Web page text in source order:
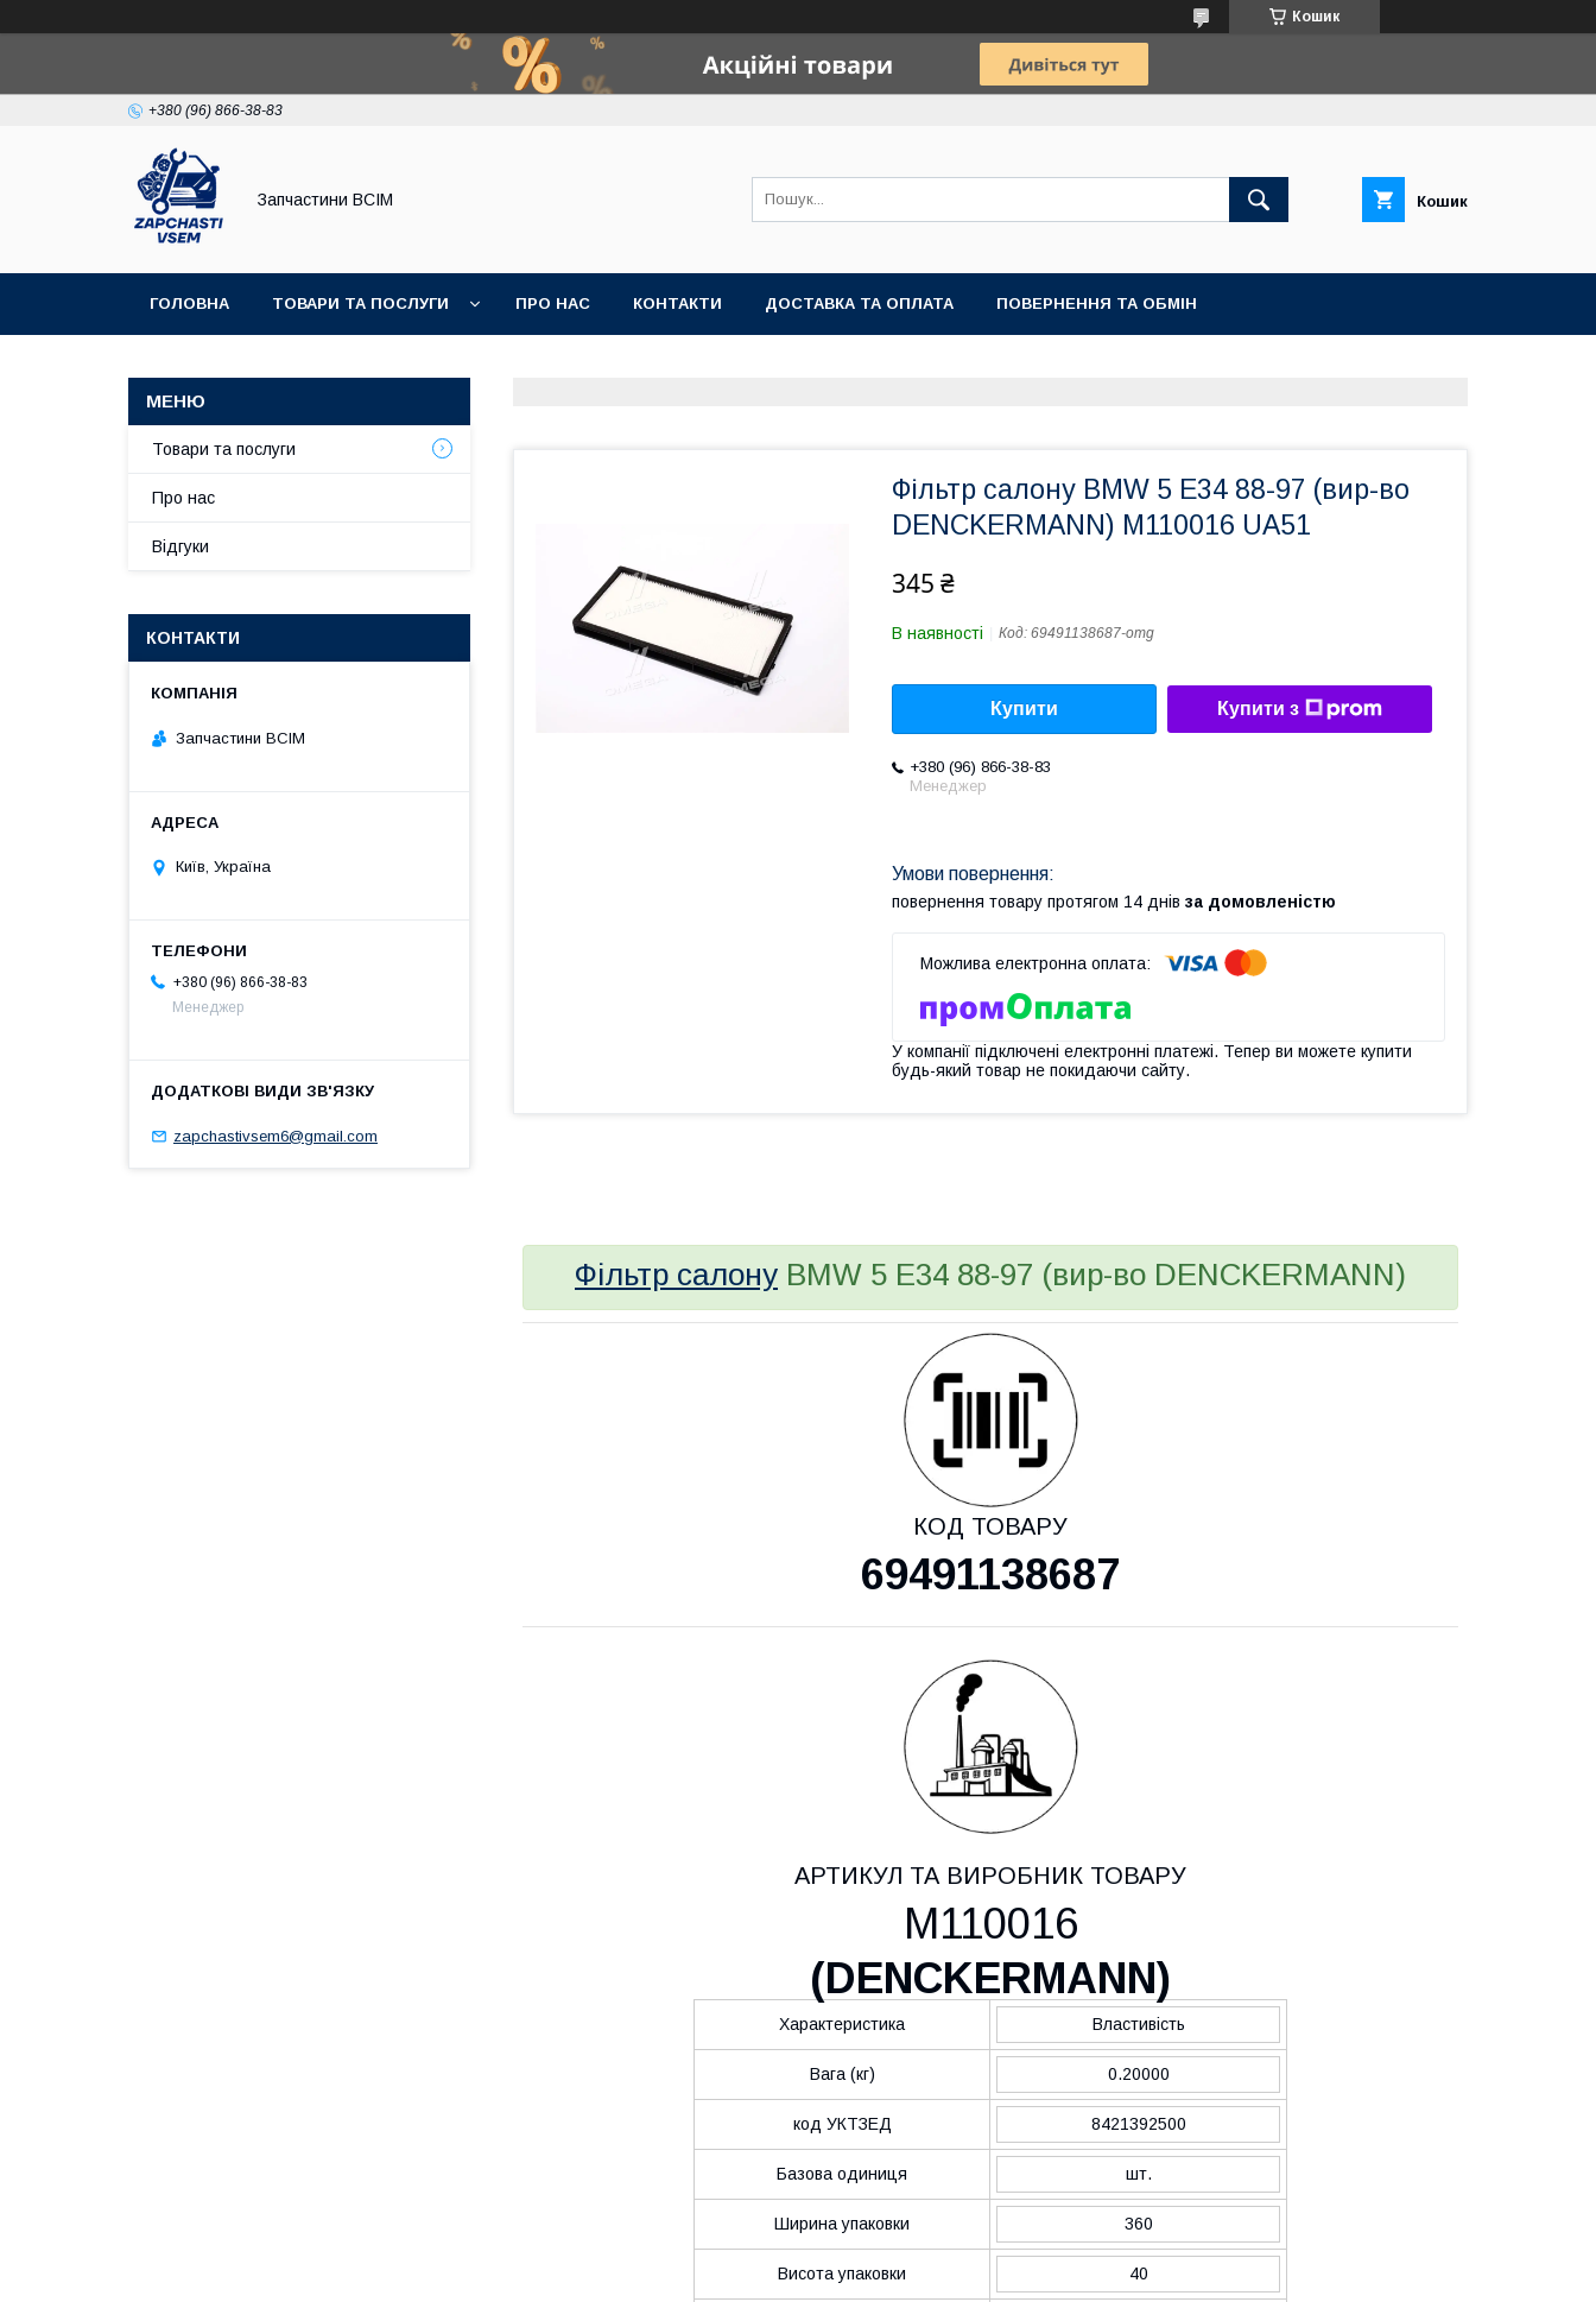
Кошик
+380 (96) 866-38-83
Запчастини ВСІМ Кошик
ГОЛОВНА ТОВАРИ ТА ПОСЛУГИ ПРО НАС КОНТАКТИ ДОСТАВКА ТА ОПЛАТА ПОВЕРНЕННЯ ТА ОБМІН
Фільтр салону BMW 5 E34 88-97 (вир-во
DENCKERMANN) M110016 UA51
345 ₴
В наявності Код: 69491138687-omg
Купити Купити з
+380 (96) 866-38-83
Менеджер
повернення товару протягом 14 днів за домовленістю
У компанії підключені електронні платежі. Тепер ви можете купити
будь-який товар не покидаючи сайту.
Фільтр салону BMW 5 E34 88-97 (вир-во DENCKERMANN)
КОД ТОВАРУ
69491138687
АРТИКУЛ ТА ВИРОБНИК ТОВАРУ
M110016
(DENCKERMANN)
Характеристика Властивість
Вага (кг) 0.20000
код УКТЗЕД 8421392500
Базова одиниця шт.
Ширина упаковки 360
Висота упаковки 40
Товари та послуги
Про нас
Відгуки
КОНТАКТИ
Запчастини ВСІМ
Київ, Україна
+380 (96) 866-38-83
Менеджер
zapchastivsem6@gmail.com